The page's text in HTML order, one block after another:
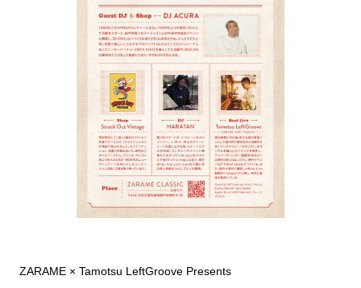
ZARAME × Tamotsu LeftGroove Presents